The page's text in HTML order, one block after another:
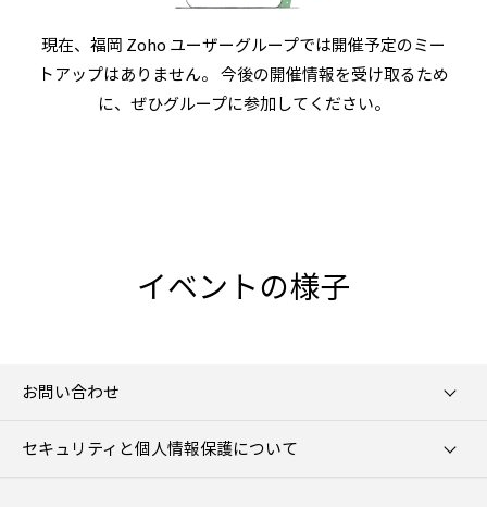
現在、福岡 Zoho ユーザーグループでは開催予定のミー
トアップはありません。 今後の開催情報を受け取るため
に、ぜひグループに参加してください。
イベントの様子
お問い合わせ
セキュリティと個人情報保護について